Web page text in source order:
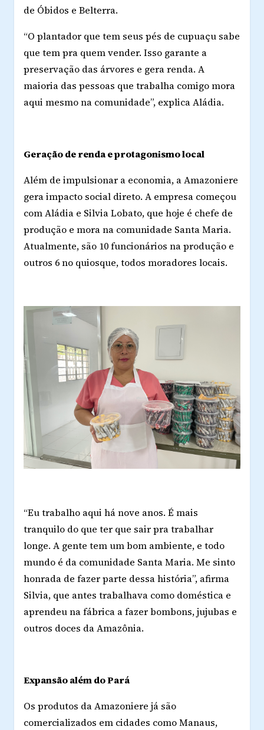
de Óbidos e Belterra.
“O plantador que tem seus pés de cupuaçu sabe
que tem pra quem vender. Isso garante a
preservação das árvores e gera renda. A
maioria das pessoas que trabalha comigo mora
aqui mesmo na comunidade”, explica Aládia.
Geração de renda e protagonismo local
Além de impulsionar a economia, a Amazoniere
gera impacto social direto. A empresa começou
com Aládia e Silvia Lobato, que hoje é chefe de
produção e mora na comunidade Santa Maria.
Atualmente, são 10 funcionários na produção e
outros 6 no quiosque, todos moradores locais.
“Eu trabalho aqui há nove anos. É mais
tranquilo do que ter que sair pra trabalhar
longe. A gente tem um bom ambiente, e todo
mundo é da comunidade Santa Maria. Me sinto
honrada de fazer parte dessa história”, afirma
Silvia, que antes trabalhava como doméstica e
aprendeu na fábrica a fazer bombons, jujubas e
outros doces da Amazônia.
Expansão além do Pará
Os produtos da Amazoniere já são
comercializados em cidades como Manaus,